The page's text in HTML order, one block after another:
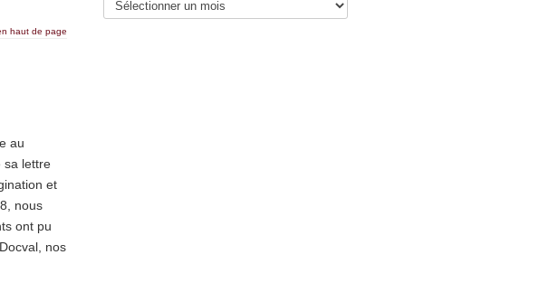
haut de page
au
sa lettre
et
nous
ont pu
nos